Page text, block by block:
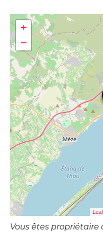
+
−
Vous êtes propriétaire